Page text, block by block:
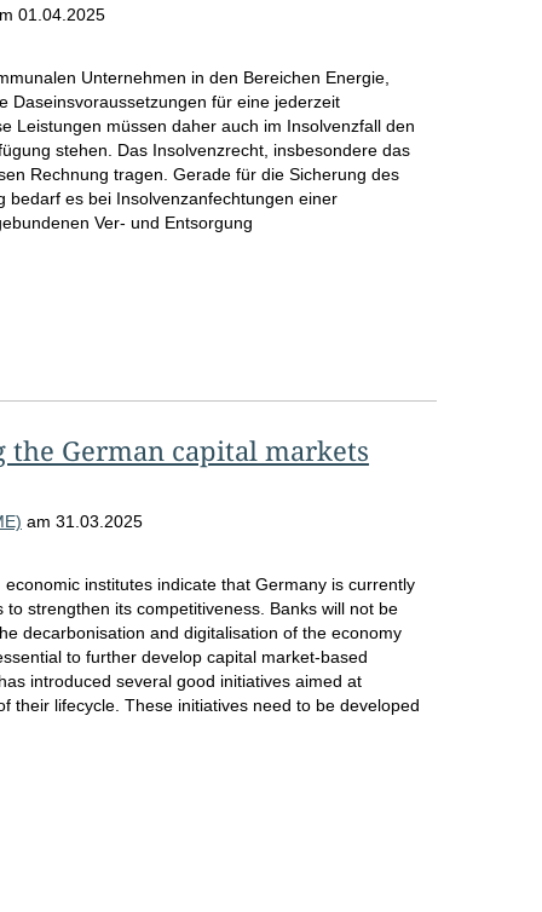
Gutachten
01.04.2025
Unternehmen in den Bereichen Energie,
Daseinsvoraussetzungen für eine jederzeit
Leistungen müssen daher auch im Insolvenzfall den
stehen. Das Insolvenzrecht, insbesondere das
Rechnung tragen. Gerade für die Sicherung des
bedarf es bei Insolvenzanfechtungen einer
Ver- und Entsorgung
the German capital markets
am 31.03.2025
institutes indicate that Germany is currently
strengthen its competitiveness. Banks will not be
decarbonisation and digitalisation of the economy
to further develop capital market-based
introduced several good initiatives aimed at
their lifecycle. These initiatives need to be developed